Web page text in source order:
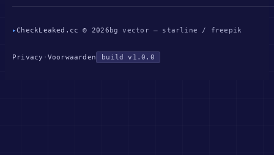
▸CheckLeaked.cc © 2026 bg vector — starline / freepik
Privacy · Voorwaarden build v1.0.0